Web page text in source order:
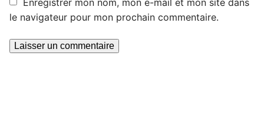
Enregistrer mon nom, mon e-mail et mon site dans
le navigateur pour mon prochain commentaire.